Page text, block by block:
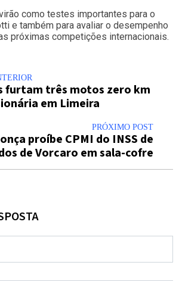
como testes importantes para o
e também para avaliar o desempenho
próximas competições internacionais.
furtam três motos zero km
em Limeira
PRÓXIMO POST
proíbe CPMI do INSS de
de Vorcaro em sala-cofre